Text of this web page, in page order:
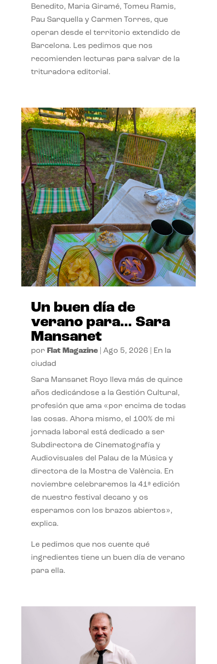
Benedito, Maria Giramé, Tomeu Ramis,
Pau Sarquella y Carmen Torres, que
operan desde el territorio extendido de
Barcelona. Les pedimos que nos
recomienden lecturas para salvar de la
trituradora editorial.
Un buen día de
verano para… Sara
Mansanet
por Flat Magazine| Ago 5, 2026
En la
ciudad
Sara Mansanet Royo lleva más de quince
años dedicándose a la Gestión Cultural,
profesión que ama «por encima de todas
las cosas. Ahora mismo, el 100% de mi
jornada laboral está dedicado a ser
Subdirectora de Cinematografía y
Audiovisuales del Palau de la Música y
directora de la Mostra de València. En
noviembre celebraremos la 41ª edición
de nuestro festival decano y os
esperamos con los brazos abiertos»,
explica.
Le pedimos que nos cuente qué
ingredientes tiene un buen día de verano
para ella.